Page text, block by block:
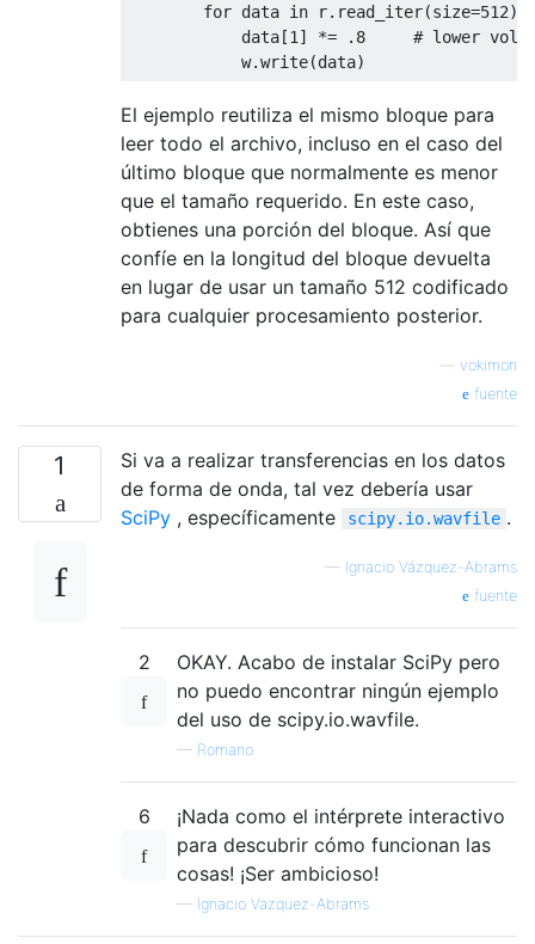
for data in r.read_iter(size=512)
            data[
1 ] *= .8
# lower
El ejemplo reutiliza el mismo bloque para
leer todo el archivo, incluso en el caso del
último bloque que normalmente es menor
que el tamaño requerido. En este caso,
obtienes una porción del bloque. Así que
confíe en la longitud del bloque devuelta
en lugar de usar un tamaño 512 codificado
para cualquier procesamiento posterior.
vokimon
fuente
1
Si va a realizar transferencias en los datos
de forma de onda, tal vez debería usar
SciPy , específicamente scipy.io.wavfile .
— Ignacio Vázquez-Abrams
fuente
2
OKAY. Acabo de instalar SciPy pero
no puedo encontrar ningún ejemplo
del uso de scipy.io.wavfile.
— Romano
6
¡Nada como el intérprete interactivo
para descubrir cómo funcionan las
cosas! ¡Ser ambicioso!
— Ignacio Vazquez-Abrams